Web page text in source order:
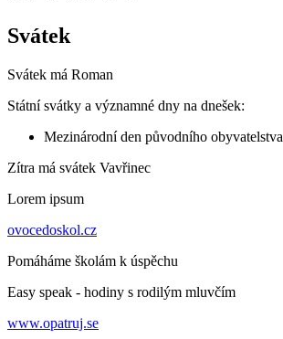
Svátek
Svátek má Roman
Státní svátky a významné dny na dnešek:
Mezinárodní den původního obyvatelstva
Zítra má svátek Vavřinec
Lorem ipsum
ovocedoskol.cz
Pomáháme školám k úspěchu
Easy speak - hodiny s rodilým mluvčím
www.opatruj.se